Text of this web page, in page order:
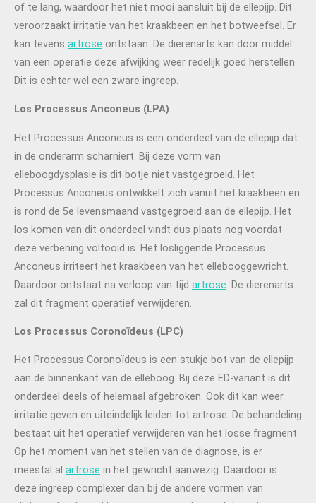
of te lang, waardoor het niet mooi aansluit bij de ellepijp. Dit
veroorzaakt irritatie van het kraakbeen en het botweefsel. Er
kan tevens artrose ontstaan. De dierenarts kan door middel
van een operatie deze afwijking weer redelijk goed herstellen.
Dit is echter wel een zware ingreep.
Los Processus Anconeus (LPA)
Het Processus Anconeus is een onderdeel van de ellepijp dat
in de onderarm scharniert. Bij deze vorm van
elleboogdysplasie is dit botje niet vastgegroeid. Het
Processus Anconeus ontwikkelt zich vanuit het kraakbeen en
is rond de 5e levensmaand vastgegroeid aan de ellepijp. Het
los komen van dit onderdeel vindt dus plaats nog voordat
deze verbening voltooid is. Het losliggende Processus
Anconeus irriteert het kraakbeen van het ellebooggewricht.
Daardoor ontstaat na verloop van tijd artrose. De dierenarts
zal dit fragment operatief verwijderen.
Los Processus Coronoïdeus (LPC)
Het Processus Coronoïdeus is een stukje bot van de ellepijp
aan de binnenkant van de elleboog. Bij deze ED-variant is dit
onderdeel deels of helemaal afgebroken. Ook dit kan weer
irritatie geven en uiteindelijk leiden tot artrose. De behandeling
bestaat uit het operatief verwijderen van het losse fragment.
Op het moment van het stellen van de diagnose, is er
meestal al artrose in het gewricht aanwezig. Daardoor is
deze ingreep complexer dan bij de andere vormen van